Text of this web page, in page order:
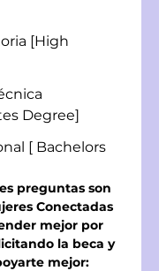
[High
Degree]
[ Bachelors
preguntas son
Conectadas
mejor por
la beca y
mejor: